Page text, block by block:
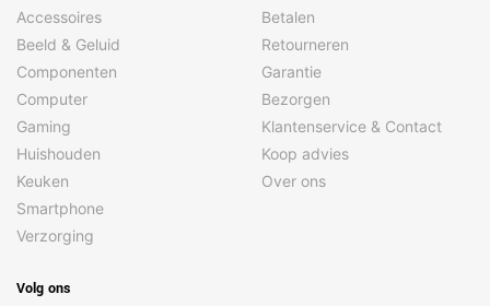
Accessoires
Beeld & Geluid
Componenten
Computer
Gaming
Huishouden
Keuken
Smartphone
Verzorging
Betalen
Retourneren
Garantie
Bezorgen
Klantenservice & Contact
Koop advies
Over ons
Volg ons